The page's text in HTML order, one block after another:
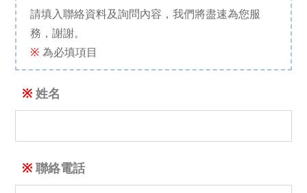
請填入聯絡資料及詢問內容，我們將盡速為您服
務，謝謝。
※ 為必填項目
姓名
聯絡電話